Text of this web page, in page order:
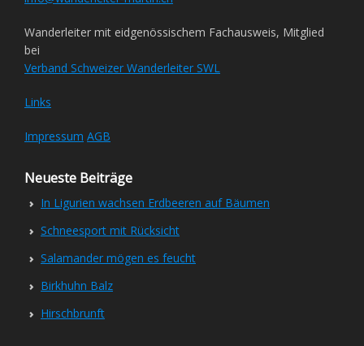
Wanderleiter mit eidgenössischem Fachausweis, Mitglied
bei
Verband Schweizer Wanderleiter SWL
Links
Impressum AGB
Neueste Beiträge
In Ligurien wachsen Erdbeeren auf Bäumen
Schneesport mit Rücksicht
Salamander mögen es feucht
Birkhuhn Balz
Hirschbrunft